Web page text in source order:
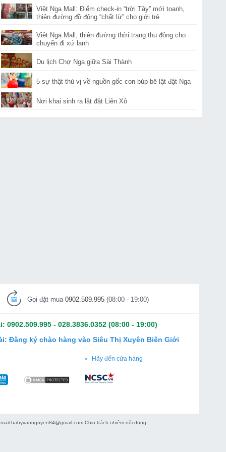
Việt Nga Mall: Điểm check-in “trời Tây” mới toanh,
thiên đường đồ đông “chất lừ” cho giới trẻ
Việt Nga Mall, thiên đường thời trang thu đông cho
chuyến đi xứ lạnh
Du lịch Chợ Nga giữa Sài Thành
5 sự thật thú vị về nguồn gốc con búp bê lật đật Nga
Nơi khai sinh ra lật đật Liên Xô
Gọi đặt mua 0902.509.995(08:00 - 19:00)
0902.509.995- 028.3836.0352(08:00 - 19:00)
Đăng ký chào hàng vào Siêu Thị Xuyên Biên Giới
Hãy đến cửa hàng
Chịu trách nhiệm nội dung: